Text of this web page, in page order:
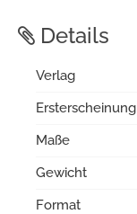
Details
Verlag
Ersterscheinung
Maße
Gewicht
Format